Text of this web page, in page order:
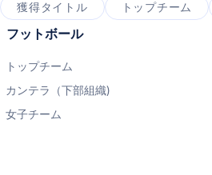
獲得タイトル
トップチーム
フットボール
トップチーム
カンテラ（下部組織)
女子チーム